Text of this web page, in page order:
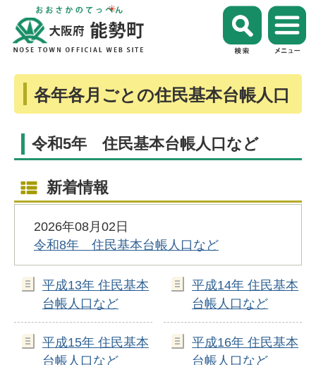
各年各月ごとの住民基本台帳人口
令和5年 住民基本台帳人口など
新着情報
2026年08月02日
令和8年 住民基本台帳人口など
平成13年 住民基本
台帳人口など
平成14年 住民基本
台帳人口など
平成15年 住民基本
台帳人口など
平成16年 住民基本
台帳人口など